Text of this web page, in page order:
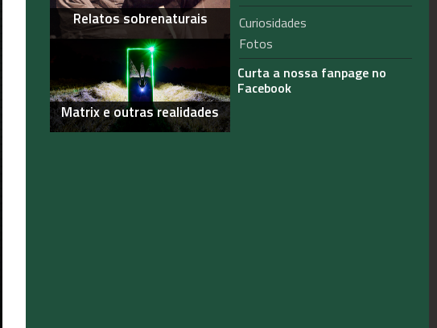
Relatos sobrenaturais
Matrix e outras realidades
Curiosidades
Fotos
Curta a nossa fanpage no
Facebook